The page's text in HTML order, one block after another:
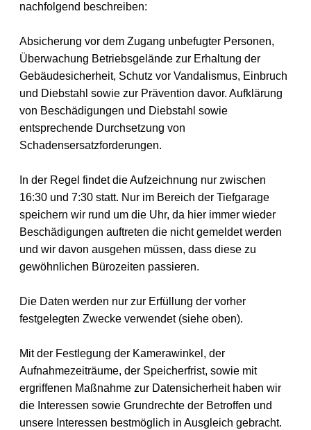
nachfolgend beschreiben:
Absicherung vor dem Zugang unbefugter Personen,
Überwachung Betriebsgelände zur Erhaltung der
Gebäudesicherheit, Schutz vor Vandalismus, Einbruch
und Diebstahl sowie zur Prävention davor. Aufklärung
von Beschädigungen und Diebstahl sowie
entsprechende Durchsetzung von
Schadensersatzforderungen.
In der Regel findet die Aufzeichnung nur zwischen
16:30 und 7:30 statt. Nur im Bereich der Tiefgarage
speichern wir rund um die Uhr, da hier immer wieder
Beschädigungen auftreten die nicht gemeldet werden
und wir davon ausgehen müssen, dass diese zu
gewöhnlichen Bürozeiten passieren.
Die Daten werden nur zur Erfüllung der vorher
festgelegten Zwecke verwendet (siehe oben).
Mit der Festlegung der Kamerawinkel, der
Aufnahmezeiträume, der Speicherfrist, sowie mit
ergriffenen Maßnahme zur Datensicherheit haben wir
die Interessen sowie Grundrechte der Betroffen und
unsere Interessen bestmöglich in Ausgleich gebracht.